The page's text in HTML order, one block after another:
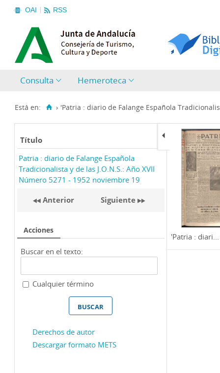
OAI RSS
Consulta Hemeroteca
Está en: › 'Patria : diario de Falange Española
Título
Patria : diario de Falange Española
Tradicionalista y de las J.O.N.S.: Año XVII
Número 5271 - 1952 noviembre 19
Anterior Siguiente
Acciones
Buscar en el texto:
Cualquier término
Derechos de autor
Descargar formato METS
'Patria : diari...